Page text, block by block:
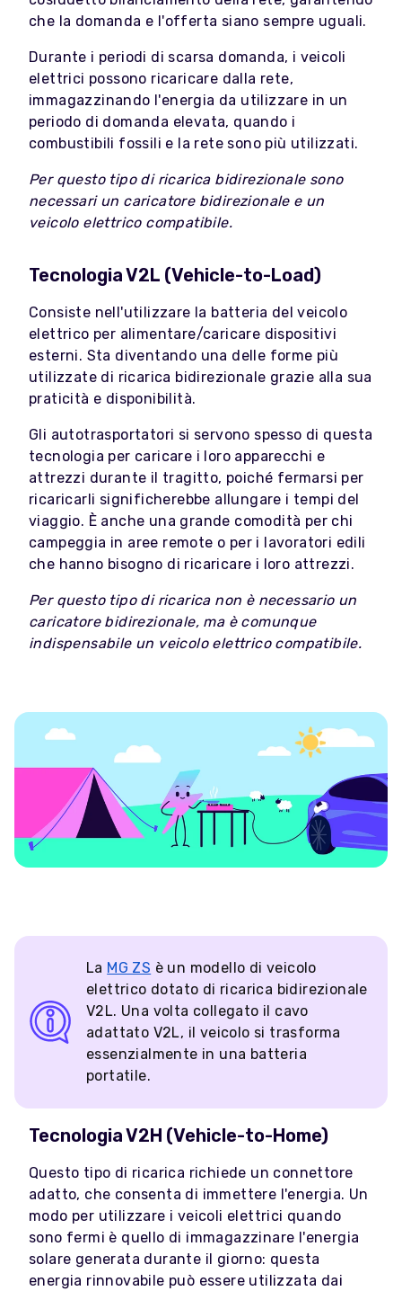
che la domanda e l'offerta siano sempre uguali.
Durante i periodi di scarsa domanda, i veicoli
elettrici possono ricaricare dalla rete,
immagazzinando l'energia da utilizzare in un
periodo di domanda elevata, quando i
combustibili fossili e la rete sono più utilizzati.
Per questo tipo di ricarica bidirezionale sono
necessari un caricatore bidirezionale e un
veicolo elettrico compatibile.
Tecnologia V2L (Vehicle-to-Load)
Consiste nell'utilizzare la batteria del veicolo
elettrico per alimentare/caricare dispositivi
esterni. Sta diventando una delle forme più
utilizzate di ricarica bidirezionale grazie alla sua
praticità e disponibilità.
Gli autotrasportatori si servono spesso di questa
tecnologia per caricare i loro apparecchi e
attrezzi durante il tragitto, poiché fermarsi per
ricaricarli significherebbe allungare i tempi del
viaggio. È anche una grande comodità per chi
campeggia in aree remote o per i lavoratori edili
che hanno bisogno di ricaricare i loro attrezzi.
Per questo tipo di ricarica non è necessario un
caricatore bidirezionale, ma è comunque
indispensabile un veicolo elettrico compatibile.
La MG ZS è un modello di veicolo
elettrico dotato di ricarica bidirezionale
V2L. Una volta collegato il cavo
adattato V2L, il veicolo si trasforma
essenzialmente in una batteria
portatile.
Tecnologia V2H (Vehicle-to-Home)
Questo tipo di ricarica richiede un connettore
adatto, che consenta di immettere l'energia. Un
modo per utilizzare i veicoli elettrici quando
sono fermi è quello di immagazzinare l'energia
solare generata durante il giorno: questa
energia rinnovabile può essere utilizzata dai